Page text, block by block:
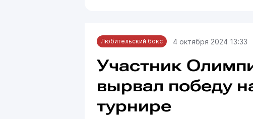
Любительский бокс 4 октября 2024 13:33
Участник
вырвал победу
турнире